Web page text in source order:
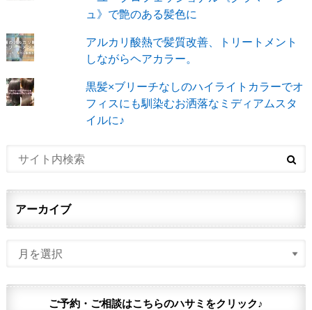
ュ》で艶のある髪色に
アルカリ酸熱で髪質改善、トリートメント
しながらヘアカラー。
黒髪×ブリーチなしのハイライトカラーでオ
フィスにも馴染むお洒落なミディアムスタ
イルに♪
アーカイブ
ご予約・ご相談はこちらのハサミをクリック♪